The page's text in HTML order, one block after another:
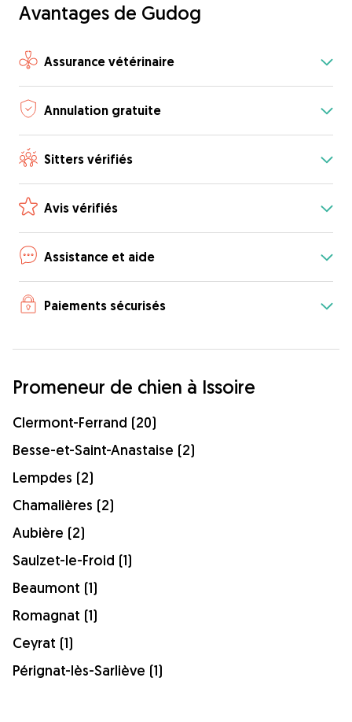
Avantages de Gudog
Assurance vétérinaire
Annulation gratuite
Sitters vérifiés
Avis vérifiés
Assistance et aide
Paiements sécurisés
Promeneur de chien à Issoire
Clermont-Ferrand (20)
Besse-et-Saint-Anastaise (2)
Lempdes (2)
Chamalières (2)
Aubière (2)
Saulzet-le-Froid (1)
Beaumont (1)
Romagnat (1)
Ceyrat (1)
Pérignat-lès-Sarliève (1)